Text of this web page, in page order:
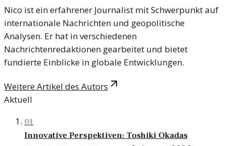
Nico ist ein erfahrener Journalist mit Schwerpunkt auf
internationale Nachrichten und geopolitische
Analysen. Er hat in verschiedenen
Nachrichtenredaktionen gearbeitet und bietet
fundierte Einblicke in globale Entwicklungen.
Weitere Artikel des Autors
Aktuell
01
Innovative Perspektiven: Toshiki Okadas